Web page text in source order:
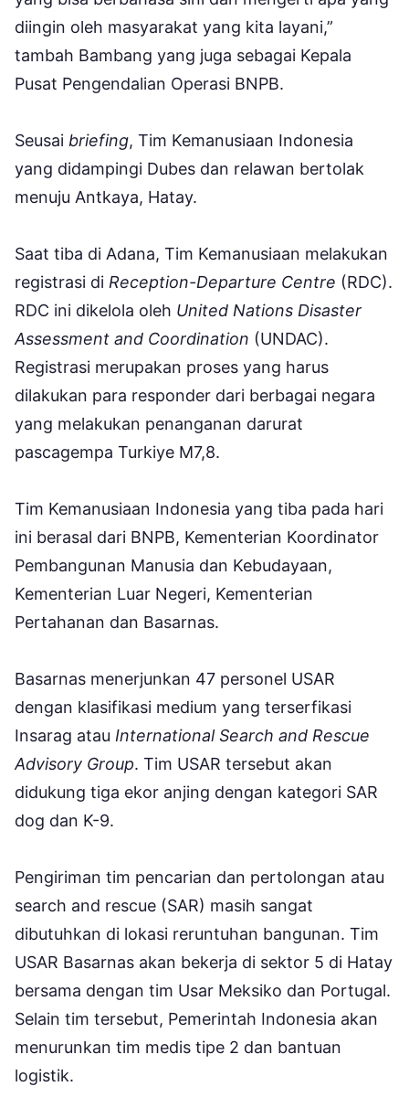
diingin oleh masyarakat yang kita layani,”
tambah Bambang yang juga sebagai Kepala
Pusat Pengendalian Operasi BNPB.
Seusai briefing, Tim Kemanusiaan Indonesia
yang didampingi Dubes dan relawan bertolak
menuju Antkaya, Hatay.
Saat tiba di Adana, Tim Kemanusiaan melakukan
registrasi di Reception-Departure Centre (RDC).
RDC ini dikelola oleh United Nations Disaster
Assessment and Coordination (UNDAC).
Registrasi merupakan proses yang harus
dilakukan para responder dari berbagai negara
yang melakukan penanganan darurat
pascagempa Turkiye M7,8.
Tim Kemanusiaan Indonesia yang tiba pada hari
ini berasal dari BNPB, Kementerian Koordinator
Pembangunan Manusia dan Kebudayaan,
Kementerian Luar Negeri, Kementerian
Pertahanan dan Basarnas.
Basarnas menerjunkan 47 personel USAR
dengan klasifikasi medium yang terserfikasi
Insarag atau International Search and Rescue
Advisory Group. Tim USAR tersebut akan
didukung tiga ekor anjing dengan kategori SAR
dog dan K-9.
Pengiriman tim pencarian dan pertolongan atau
search and rescue (SAR) masih sangat
dibutuhkan di lokasi reruntuhan bangunan. Tim
USAR Basarnas akan bekerja di sektor 5 di Hatay
bersama dengan tim Usar Meksiko dan Portugal.
Selain tim tersebut, Pemerintah Indonesia akan
menurunkan tim medis tipe 2 dan bantuan
logistik.